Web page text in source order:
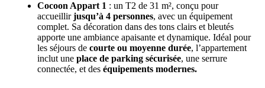
Cocoon Appart 1 : un T2 de 31 m², conçu pour
accueillirjusqu’à 4 personnes, avec un équipement
complet. Sa décoration dans des tons clairs et bleutés
apporte une ambiance apaisante et dynamique. Idéal pour
les séjours decourte ou moyenne durée, l’appartement
inclut uneplace de parking sécurisée, une serrure
connectée, et deséquipements modernes.